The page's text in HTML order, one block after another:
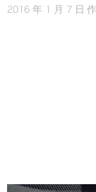
2016 年 1 月 7 日